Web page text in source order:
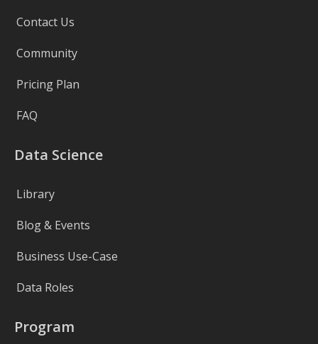
Contact Us
Community
Pricing Plan
FAQ
Data Science
Library
Blog & Events
Business Use-Case
Data Roles
Program